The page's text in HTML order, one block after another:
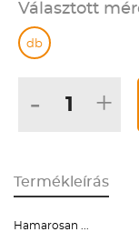
Választott
db
- +
Termékleírás
Hamarosan ...